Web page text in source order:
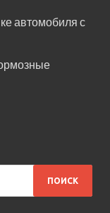
автомобиля с